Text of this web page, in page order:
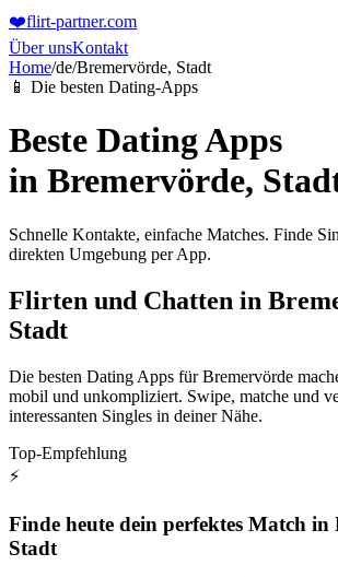
❤️flirt-partner.com
Über unsKontakt
Home/de/Bremervörde, Stadt
📱 Die besten Dating-Apps
Beste Dating Apps
in Bremervörde,
Schnelle Kontakte, einfache Matches. Finde
direkten Umgebung per App.
Flirten und Chatten in
Stadt
Die besten Dating Apps für Bremervörde
mobil und unkompliziert. Swipe, matche und
interessanten Singles in deiner Nähe.
Top-Empfehlung
⚡
Finde heute dein perfektes Match in
Stadt